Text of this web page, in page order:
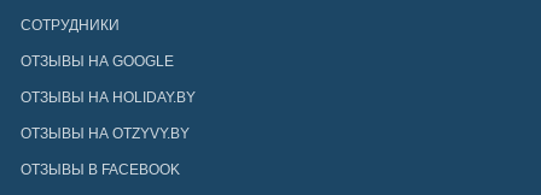
СОТРУДНИКИ
ОТЗЫВЫ НА GOOGLE
ОТЗЫВЫ НА HOLIDAY.BY
ОТЗЫВЫ НА OTZYVY.BY
ОТЗЫВЫ В FACEBOOK